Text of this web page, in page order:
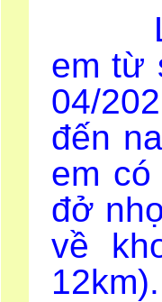
LBĐ
em từ
04/
đến
em
đở
về
12km).